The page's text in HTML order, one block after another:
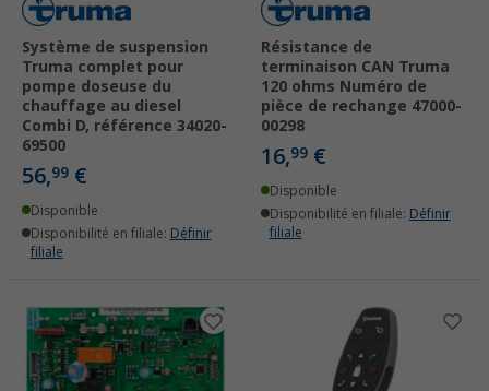
Système de suspension
Truma complet pour
pompe doseuse du
chauffage au diesel
Combi D, référence 34020-
69500
56,99 €
Disponible
Disponibilité en filiale: Définir
filiale
Résistance de
terminaison CAN Truma
120 ohms Numéro de
pièce de rechange 47000-
00298
16,99 €
Disponible
Disponibilité en filiale: Définir
filiale